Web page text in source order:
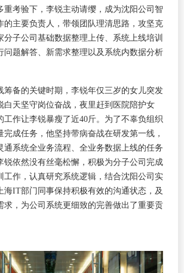
重考验下，李锐主动请缨，成为沈阳公司智
的主要负责人，带领团队理清思路，攻坚克
分子公司基础数据整理上传、系统上线培训
问题解答、新需求整理以及系统内数据分析
备的关键时期，李锐年仅三岁的女儿突发
白天坚守岗位奋战，夜里赶到医院陪护女
工作让李锐暴瘦了近40斤。为了不辜负组织
完成任务，他坚持带病奋战在研发第一线，
通系统全业务流程、全业务数据上线的任务
锐依然没有丝毫松懈，积极为分子公司完成
工作，认真研究系统逻辑，结合沈阳公司实
海IT部门同事保持积极有效的沟通状态，及
求，为公司系统更细致的完善做出了重要贡